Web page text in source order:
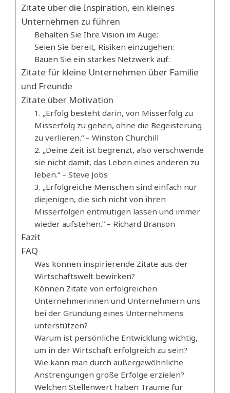
Zitate über die Inspiration, ein kleines
Unternehmen zu führen
Behalten Sie Ihre Vision im Auge:
Seien Sie bereit, Risiken einzugehen:
Bauen Sie ein starkes Netzwerk auf:
Zitate für kleine Unternehmen über Familie
und Freunde
Zitate über Motivation
1. „Erfolg besteht darin, von Misserfolg zu
Misserfolg zu gehen, ohne die Begeisterung
zu verlieren.“ – Winston Churchill
2. „Deine Zeit ist begrenzt, also verschwende
sie nicht damit, das Leben eines anderen zu
leben.“ – Steve Jobs
3. „Erfolgreiche Menschen sind einfach nur
diejenigen, die sich nicht von ihren
Misserfolgen entmutigen lassen und immer
wieder aufstehen.“ – Richard Branson
Fazit
FAQ
Was können inspirierende Zitate aus der
Wirtschaftswelt bewirken?
Können Zitate von erfolgreichen
Unternehmerinnen und Unternehmern uns
bei der Gründung eines Unternehmens
unterstützen?
Warum ist persönliche Entwicklung wichtig,
um in der Wirtschaft erfolgreich zu sein?
Wie kann man durch außergewöhnliche
Anstrengungen große Erfolge erzielen?
Welchen Stellenwert haben Träume für